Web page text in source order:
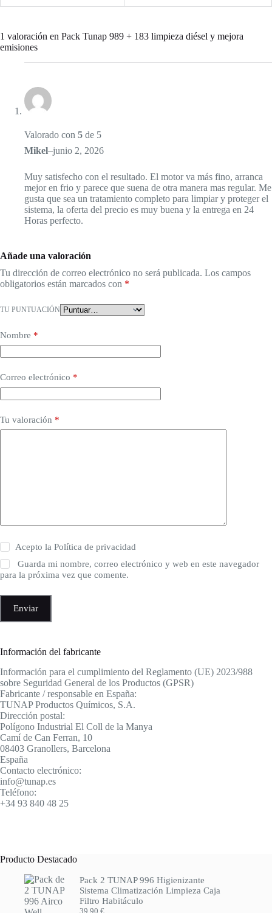
1 valoración en Pack Tunap 989 + 183 limpieza diésel y mejora
emisiones
Valorado con 5 de 5
Mikel–junio 2, 2026
Muy satisfecho con el resultado. El motor va más fino, arranca
mejor en frio y parece que suena de otra manera mas regular. Me
gusta que sea un tratamiento completo para limpiar y proteger el
sistema, la oferta del precio es muy buena y la entrega en 24
Horas perfecto.
Añade una valoración
Tu dirección de correo electrónico no será publicada. Los campos
obligatorios están marcados con *
TU PUNTUACIÓN
Nombre *
Correo electrónico *
Tu valoración *
Acepto laPolítica de privacidad
Guarda mi nombre, correo electrónico y web en este navegador
para la próxima vez que comente.
Enviar
Información del fabricante
Información para el cumplimiento del Reglamento (UE) 2023/988
sobre Seguridad General de los Productos (GPSR)
Fabricante / responsable en España:
TUNAP Productos Químicos, S.A.
Dirección postal:
Polígono Industrial El Coll de la Manya
Camí de Can Ferran, 10
08403 Granollers, Barcelona
España
Contacto electrónico:
info@tunap.es
Teléfono:
+34 93 840 48 25
Producto Destacado
Pack 2 TUNAP 996 Higienizante
Sistema Climatización Limpieza Caja
Filtro Habitáculo
39,90 €